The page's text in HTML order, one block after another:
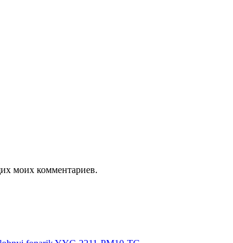
моих комментариев.